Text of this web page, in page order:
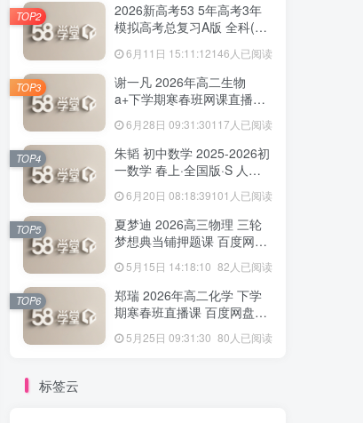
2026新高考53 5年高考3年
模拟高考总复习A版 全科(无
6月11日 15:11:12146人已阅读
TOP2
谢一凡 2026年高二生物
a+下学期寒春班网课直播教
6月28日 09:31:30117人已阅读
TOP3
朱韬 初中数学 2025-2026初
一数学 春上·全国版·S 人教
6月20日 08:18:39101人已阅读
TOP4
夏梦迪 2026高三物理 三轮
梦想典当铺押题课 百度网盘
5月15日 14:18:10 82人已阅读
TOP5
郑瑞 2026年高二化学 下学
期寒春班直播课 百度网盘下
5月25日 09:31:30 80人已阅读
TOP6
标签云